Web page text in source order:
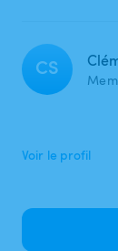
CS
Voir le profil